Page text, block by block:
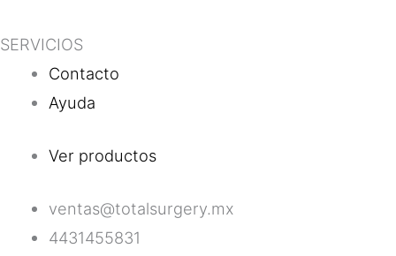
SERVICIOS
Contacto
Ayuda
Ver productos
ventas@totalsurgery.mx
4431455831